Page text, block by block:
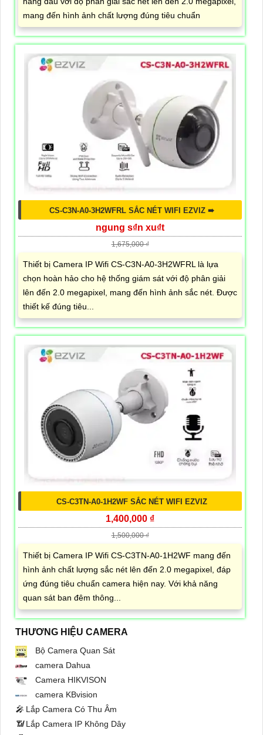
mang đến hình ảnh chất lượng đúng tiêu chuẩn
CS-C3N-A0-3H2WFRL SẮC NÉT WIFI EZVIZ ➠
ngung s₫n xu₫t
1,675,000 ₫
Thiết bị Camera IP Wifi CS-C3N-A0-3H2WFRL là lựa
chọn hoàn hảo cho hệ thống giám sát với độ phân giải
lên đến 2.0 megapixel, mang đến hình ảnh sắc nét. Được
thiết kế đúng tiêu...
CS-C3TN-A0-1H2WF SẮC NÉT WIFI EZVIZ
1,400,000 ₫
1,500,000 ₫
Thiết bị Camera IP Wifi CS-C3TN-A0-1H2WF mang đến
hình ảnh chất lượng sắc nét lên đến 2.0 megapixel, đáp
ứng đúng tiêu chuẩn camera hiện nay. Với khả năng
quan sát ban đêm thông...
THƯƠNG HIỆU CAMERA
Bộ Camera Quan Sát
camera Dahua
Camera HIKVISON
camera KBvision
️🎤️ Lắp Camera Có Thu Âm
📶Lắp Camera IP Không Dây